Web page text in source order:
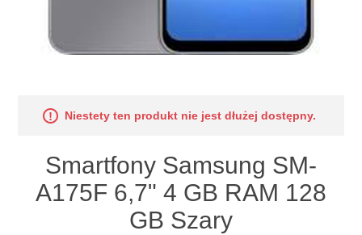
Niestety ten produkt nie jest dłużej dostępny.
Smartfony Samsung SM-
A175F 6,7" 4 GB RAM 128
GB Szary